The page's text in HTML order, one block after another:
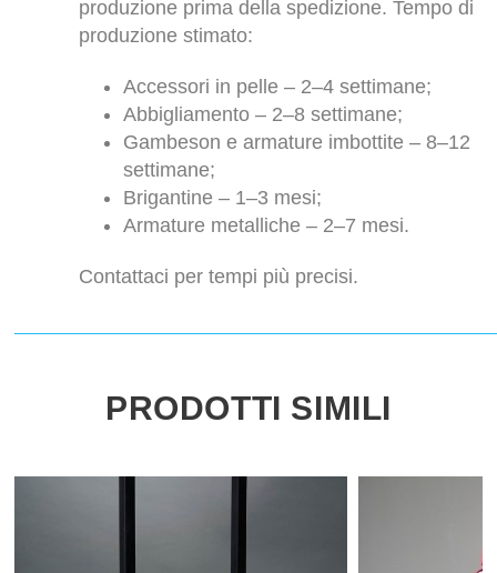
produzione prima della spedizione. Tempo di
produzione stimato:
Accessori in pelle – 2–4 settimane;
Abbigliamento – 2–8 settimane;
Gambeson e armature imbottite – 8–12
settimane;
Brigantine – 1–3 mesi;
Armature metalliche – 2–7 mesi.
Contattaci per tempi più precisi.
PRODOTTI SIMILI